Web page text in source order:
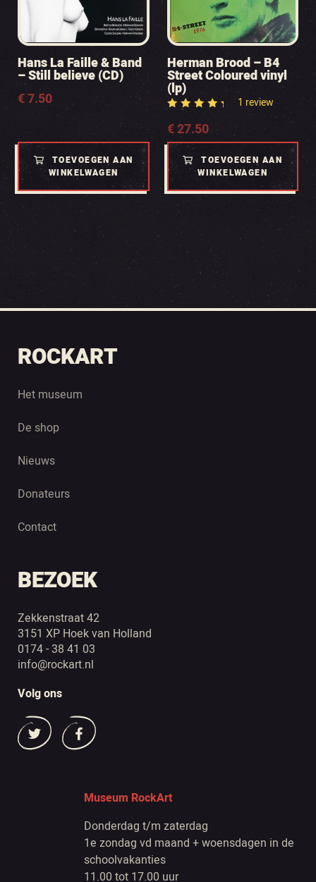
Hans La Faille & Band
– Still believe (CD)
€7.50
TOEVOEGEN AAN
WINKELWAGEN
Herman Brood – B4
Street Coloured vinyl
(lp)
4.00
uit 5
1 review
€27.50
TOEVOEGEN AAN
WINKELWAGEN
ROCKART
Het museum
De shop
Nieuws
Donateurs
Contact
BEZOEK
Zekkenstraat 42
3151 XP Hoek van Holland
0174 - 38 41 03
info@rockart.nl
Volg ons
Museum RockArt
Donderdag t/m zaterdag
1e zondag vd maand + woensdagen in de
schoolvakanties
11.00 tot 17.00 uur